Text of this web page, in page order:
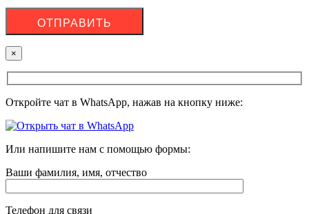
×
Откройте чат в WhatsApp, нажав на кнопку ниже:
Или напишите нам с помощью формы:
Ваши фамилия, имя, отчество
Телефон для связи